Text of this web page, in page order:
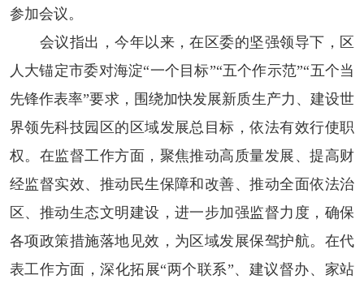
参加会议。
会议指出，今年以来，在区委的坚强领导下，区
人大锚定市委对海淀“一个目标”“五个作示范”“五个当
先锋作表率”要求，围绕加快发展新质生产力、建设世
界领先科技园区的区域发展总目标，依法有效行使职
权。在监督工作方面，聚焦推动高质量发展、提高财
经监督实效、推动民生保障和改善、推动全面依法治
区、推动生态文明建设，进一步加强监督力度，确保
各项政策措施落地见效，为区域发展保驾护航。在代
表工作方面，深化拓展“两个联系”、建议督办、家站